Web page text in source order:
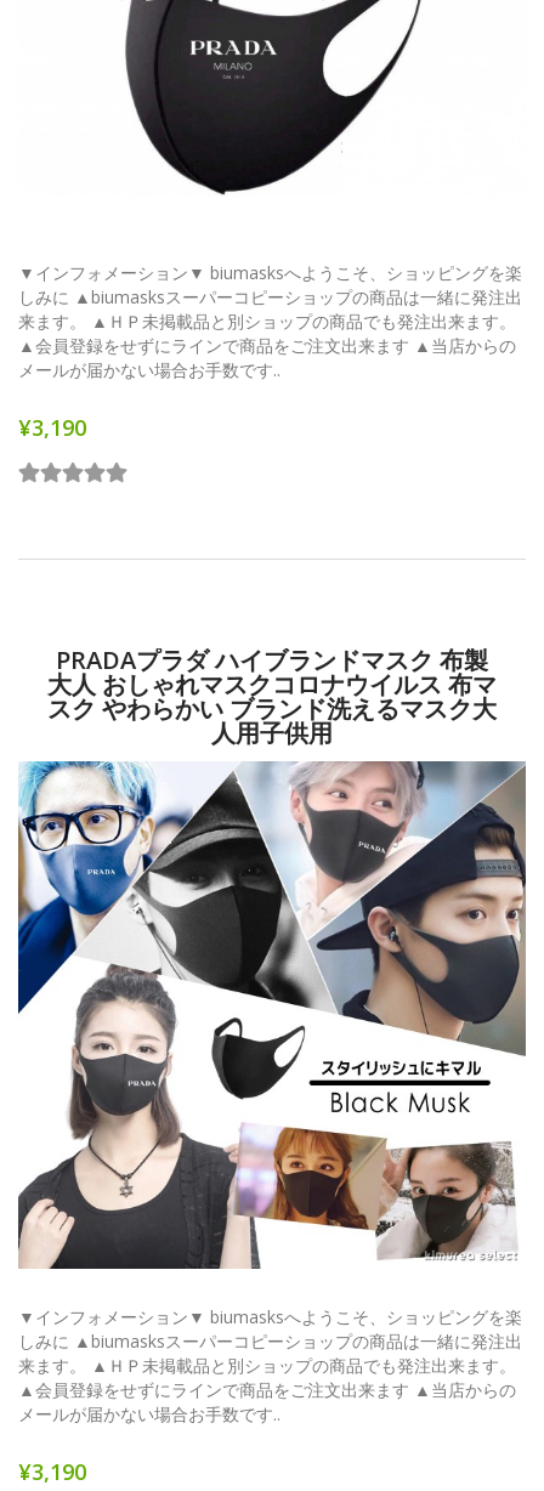
▼インフォメーション▼ biumasksへようこそ、ショッピングを楽
しみに ▲biumasksスーパーコピーショップの商品は一緒に発注出
来ます。 ▲ＨＰ未掲載品と別ショップの商品でも発注出来ます。
▲会員登録をせずにラインで商品をご注文出来ます ▲当店からの
メールが届かない場合お手数です..
¥3,190
PRADAプラダ ハイブランドマスク 布製
大人 おしゃれマスクコロナウイルス 布マ
スク やわらかい ブランド洗えるマスク大
人用子供用
▼インフォメーション▼ biumasksへようこそ、ショッピングを楽
しみに ▲biumasksスーパーコピーショップの商品は一緒に発注出
来ます。 ▲ＨＰ未掲載品と別ショップの商品でも発注出来ます。
▲会員登録をせずにラインで商品をご注文出来ます ▲当店からの
メールが届かない場合お手数です..
¥3,190